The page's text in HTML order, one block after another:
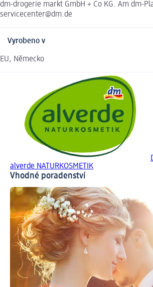
dm-drogerie markt GmbH + Co KG. Am dm-
servicecenter@dm.de
Vyrobeno v
EU, Německo
alverde NATURKOSMETIK
Vhodné poradenství